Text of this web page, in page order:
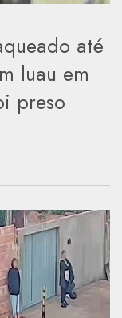
até
luau em
preso